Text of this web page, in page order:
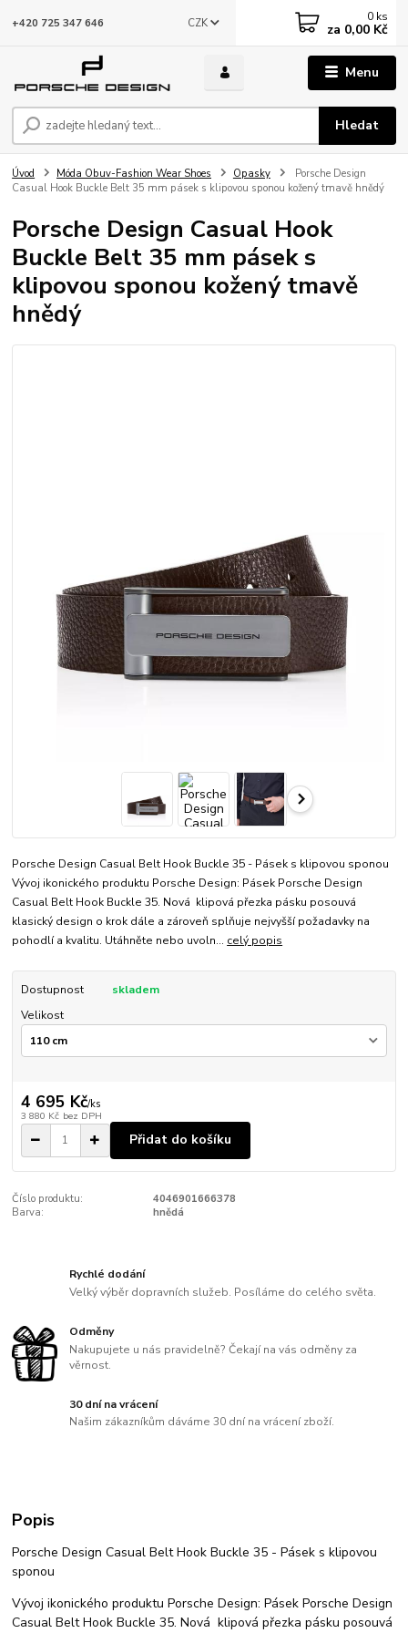
Menu
CZK
Hledat
+420 725 347 646 0 ks
za 0,00 Kč
Úvod Móda Obuv-Fashion Wear Shoes Opasky
Porsche Design
Casual Hook Buckle Belt 35 mm pásek s klipovou sponou kožený tmavě hnědý
Porsche Design Casual Hook
Buckle Belt 35 mm pásek s
klipovou sponou kožený tmavě
hnědý
Porsche Design Casual Belt Hook Buckle 35 - Pásek s klipovou sponou
Vývoj ikonického produktu Porsche Design: Pásek Porsche Design
Casual Belt Hook Buckle 35. Nová klipová přezka pásku posouvá
klasický design o krok dále a zároveň splňuje nejvyšší požadavky na
pohodlí a kvalitu. Utáhněte nebo uvoln... celý popis
Dostupnost
skladem
Velikost
4 695 Kč/ks
3 880 Kč bez DPH
Přidat do košíku
Číslo produktu:
4046901666378
Barva:
hnědá
Rychlé dodání
Velký výběr dopravních služeb. Posíláme do celého světa.
Odměny
Nakupujete u nás pravidelně? Čekají na vás odměny za
věrnost.
30 dní na vrácení
Našim zákazníkům dáváme 30 dní na vrácení zboží.
Popis
Porsche Design Casual Belt Hook Buckle 35 - Pásek s klipovou
sponou
Vývoj ikonického produktu Porsche Design: Pásek Porsche Design
Casual Belt Hook Buckle 35. Nová klipová přezka pásku posouvá